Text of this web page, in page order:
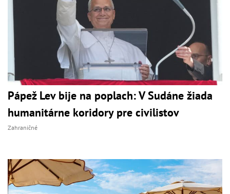
Pápež Lev bije na poplach: V Sudáne žiada
humanitárne koridory pre civilistov
Zahraničné